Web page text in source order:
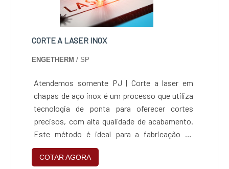
CORTE A LASER INOX
ENGETHERM / SP
Atendemos somente PJ | Corte a laser em
chapas de aço inox é um processo que utiliza
tecnologia de ponta para oferecer cortes
precisos, com alta qualidade de acabamento.
Este método é ideal para a fabricação de
peças que exigem precisão milimétrica e
contornos complexos, garantindo eficiência
COTAR AGORA